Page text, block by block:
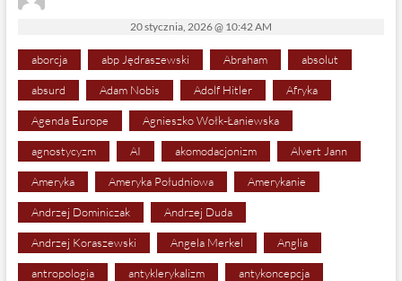
20 stycznia, 2026 @ 10:42 AM
aborcja abp Jędraszewski Abraham absolut
absurd Adam Nobis Adolf Hitler Afryka
Agenda Europe Agnieszko Wołk-Łaniewska
agnostycyzm AI akomodacjonizm Alvert Jann
Ameryka Ameryka Południowa Amerykanie
Andrzej Dominiczak Andrzej Duda
Andrzej Koraszewski Angela Merkel Anglia
antropologia antyklerykalizm antykoncepcja